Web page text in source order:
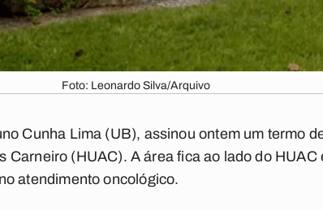
Foto: Leonardo Silva/Arquivo
Cunha Lima (UB), assinou ontem um termo
Carneiro (HUAC). A área fica ao lado do HUAC
atendimento oncológico.